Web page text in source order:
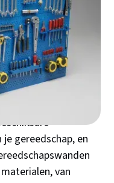
niet alleen tijd,
of verloren
transformeert
chaos naar
waar elk
hangt. De
hangt af van
gereedschap, en
van